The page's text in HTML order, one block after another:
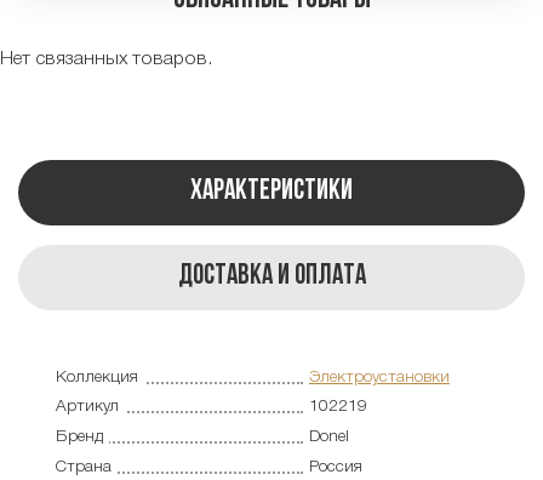
Нет связанных товаров.
Характеристики
Доставка и оплата
Коллекция
Электроустановки
Артикул
102219
Бренд
Donel
Страна
Россия